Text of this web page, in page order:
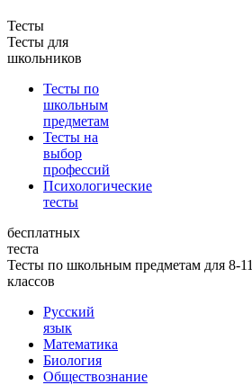
Тесты
Тесты для
школьников
Тесты по
школьным
предметам
Тесты на
выбор
профессий
Психологические
тесты
бесплатных
теста
Тесты по школьным предметам для 8-11
классов
Русский
язык
Математика
Биология
Обществознание